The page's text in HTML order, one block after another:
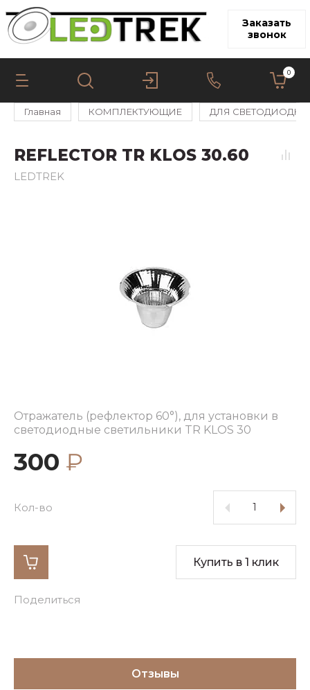
Заказать
звонок
0
Главная КОМПЛЕКТУЮЩИЕ ДЛЯ
REFLECTOR TR KLOS 30.60
LEDTREK
Отражатель (рефлектор 60°), для установки в
светодиодные светильники TR KLOS 30
300 ₽
Кол-во
Купить в 1 клик
Поделиться
Отзывы